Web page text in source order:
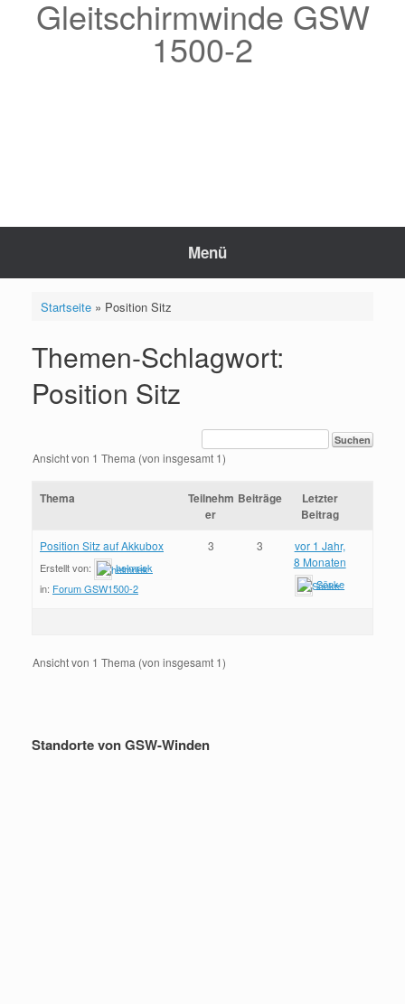
Gleitschirmwinde GSW
1500-2
Menü
Startseite» Position Sitz
Themen-Schlagwort:
Position Sitz
Ansicht von 1 Thema (von insgesamt 1)
Thema
Teilnehm
er
Beiträge
Letzter
Beitrag
Position Sitz auf Akkubox
Erstellt von:
helmriek
in: Forum GSW1500-2
3 3
vor 1 Jahr,
8 Monaten
Sönke
Ansicht von 1 Thema (von insgesamt 1)
Standorte von GSW-Winden